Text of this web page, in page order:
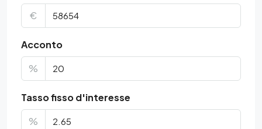
€
Acconto
%
Tasso fisso d'interesse
%